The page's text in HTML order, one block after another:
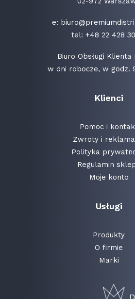
e:
tel: +48 22 428
Biuro Obsługi Klienta
w dni robocze, w godz.
Klienci
Pomoc i
Zwroty i
Polityka
Regulamin
Moje konto
Usługi
Produkty
O firmie
Marki